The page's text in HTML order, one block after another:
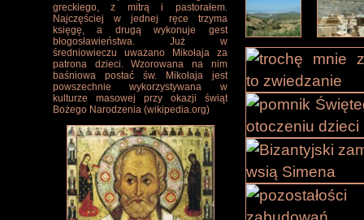
greckiego, z mitrą i pastorałem.
Najczęściej w jednej ręce trzyma
księgę, a drugą wykonuje gest
błogosławieństwa. Już w
średniowieczu uważano Mikołaja za
patrona dzieci. Wzorowana na nim
baśniowa postać św. Mikołaja jest
powszechnie wykorzystywana w
kulturze masowej przy okazji świąt
Bożego Narodzenia (wikipedia.org)